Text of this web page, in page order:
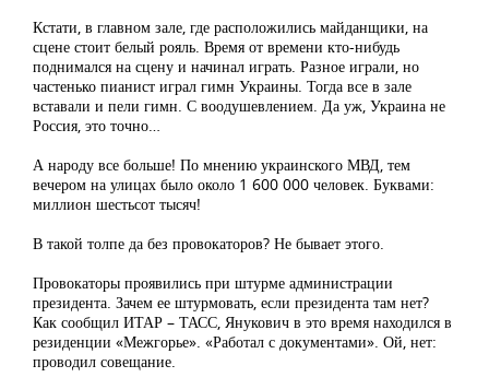
Кстати, в главном зале, где расположились майданщики, на
сцене стоит белый рояль. Время от времени кто-нибудь
поднимался на сцену и начинал играть. Разное играли, но
частенько пианист играл гимн Украины. Тогда все в зале
вставали и пели гимн. С воодушевлением. Да уж, Украина не
Россия, это точно…
А народу все больше! По мнению украинского МВД, тем
вечером на улицах было около 1 600 000 человек. Буквами:
миллион шестьсот тысяч!
В такой толпе да без провокаторов? Не бывает этого.
Провокаторы проявились при штурме администрации
президента. Зачем ее штурмовать, если президента там нет?
Как сообщил ИТАР – ТАСС, Янукович в это время находился в
резиденции «Межгорье». «Работал с документами». Ой, нет:
проводил совещание.